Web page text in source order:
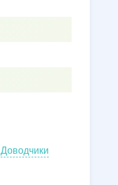
Доводчики